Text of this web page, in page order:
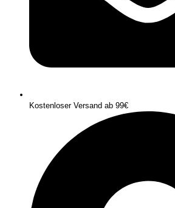
Kostenloser Versand ab 99€